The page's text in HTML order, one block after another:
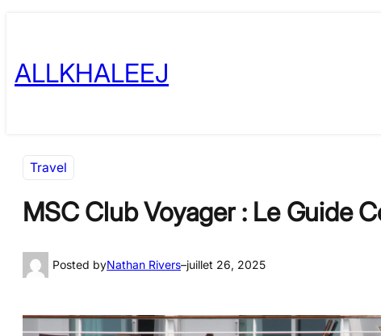
content
ALLKHALEEJ
Travel
MSC Club Voyager : Le Guide
Posted byNathan Rivers–juillet 26, 2025